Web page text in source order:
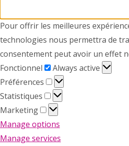
Pour offrir les meilleures
technologies nous permettra de
consentement peut avoir un effet
Fonctionnel
Fonctionnel
Always active
Préférences
Préférences
Statistiques
Statistiques
Marketing
Marketing
Manage options
Manage services